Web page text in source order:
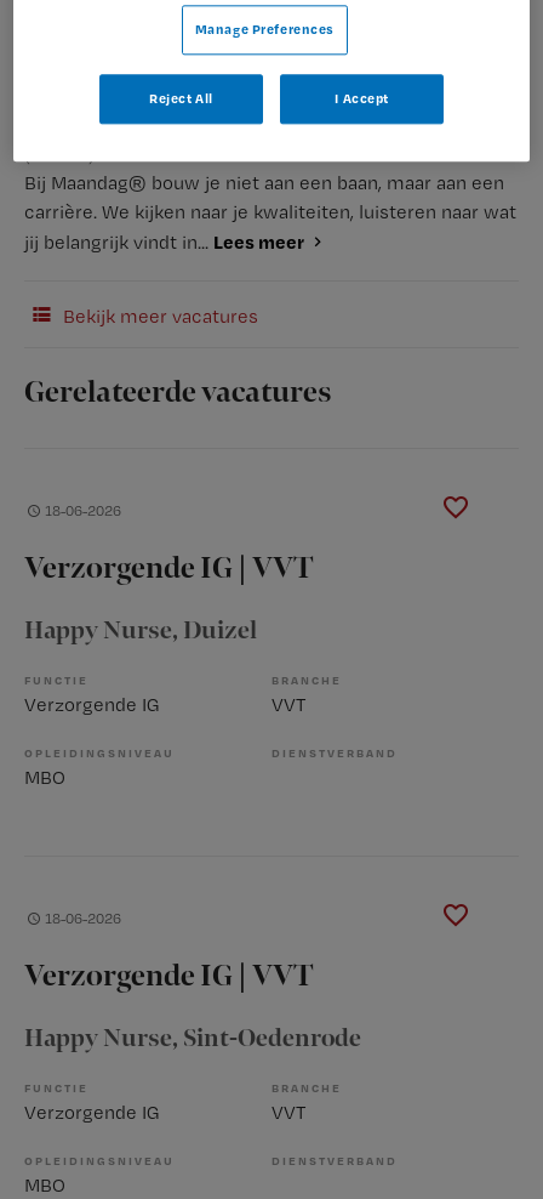
Bij Maandag® bouw je niet aan een baan, maar aan een
carrière. We kijken naar je kwaliteiten, luisteren naar wat
jij belangrijk vindt in... Lees meer
Bekijk meer vacatures
Gerelateerde vacatures
18-06-2026
Verzorgende IG | VVT
Happy Nurse, Duizel
FUNCTIE
Verzorgende IG
BRANCHE
VVT
OPLEIDINGSNIVEAU
MBO
DIENSTVERBAND
18-06-2026
Verzorgende IG | VVT
Happy Nurse, Sint-Oedenrode
FUNCTIE
Verzorgende IG
BRANCHE
VVT
OPLEIDINGSNIVEAU
MBO
DIENSTVERBAND
Manage Preferences
Reject All I Accept